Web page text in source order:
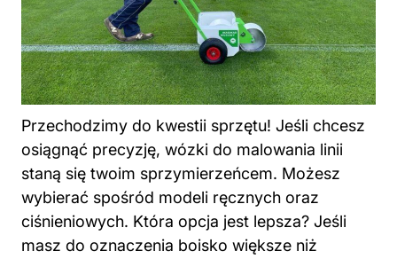
Przechodzimy do kwestii sprzętu! Jeśli chcesz
osiągnąć precyzję, wózki do malowania linii
staną się twoim sprzymierzeńcem. Możesz
wybierać spośród modeli ręcznych oraz
ciśnieniowych. Która opcja jest lepsza? Jeśli
masz do oznaczenia boisko większe niż